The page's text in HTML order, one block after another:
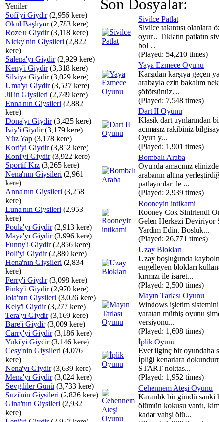
Yeniler
Sofi'yi Giydir(2,956 kere)
Okul Başlıyor(2,783 kere)
Roze'u Giydir(3,118 kere)
Nicky'nin Giysileri (2,822
kere)
Salena'yı Giydir(2,929 kere)
Keny'i Giydir(3,318 kere)
Silviya Giydir(3,029 kere)
Uma'yı Giydir(3,527 kere)
Jil'in Giysileri (2,749 kere)
Enna'nın Giysileri (2,882
kere)
Dona'yı Giydir(3,425 kere)
Iviy'i Giydir(3,179 kere)
Yüz Yap (3,178 kere)
Kori'yi Giydir(3,852 kere)
Koni'yi Giydir(3,922 kere)
Sportif Kız (3,265 kere)
Nena'nın Giysileri (2,961
kere)
Anna'nın Giysileri (3,258
kere)
Luna'nın Giysileri (2,953
kere)
Poula'yı Giydir(2,913 kere)
Maya'yı Giydir(3,996 kere)
Funny'i Giydir(2,856 kere)
Poli'yi Giydir(2,880 kere)
Hena'nın Giysileri (2,834
kere)
Ferry'i Giydir(3,098 kere)
Pinky'i Giydir(2,970 kere)
lola'nın Giysileri (3,026 kere)
Kely'i Giydir(3,277 kere)
Tera'yı Giydir(3,169 kere)
Bare'i Giydir(3,009 kere)
Carry'yi Giydir(3,186 kere)
Yuki'yi Giydir(3,146 kere)
Cesy'nin Giysileri (4,076
kere)
Nena'yı Giydir(3,639 kere)
Mena'yı Giydir(3,024 kere)
Sevgililer Günü (3,733 kere)
Suzi'nin Giysileri (2,826 kere)
Gina'nın Giysileri (2,932
kere)
Son Dosyalar:
Sivilce Patlat
Sivilce takıntısı olanlara
oyun.. Tıklatın patlatın
bol ...
(Played: 54,210 times)
Yaya Ezmece Oyunu
Karşıdan karşıya geçen
arabayla ezin bakalım
şöförsünüz....
(Played: 7,548 times)
Dart II Oyunu
Klasik dart uynlarından
acımasız rakibiniz
Oyun y...
(Played: 1,901 times)
Bombalı Araba
Oyunda amacınız
arabanın altına
patlayıcılar ile ...
(Played: 2,939 times)
Rooneyin intikami
Rooney Cok Sinirlendi
Gelen Herkezi Deviriyor
Yardim Edin. Bosluk...
(Played: 26,771 times)
Uzay Blokları
Uzay boşluğunda
engelleyen blokları
kırmızı ile işaret...
(Played: 2,500 times)
Mayın Tarlası Oyunu
Windows işletim
yaratan müthiş oyunu
versiyonu...
(Played: 1,608 times)
İplik Oyunu
Evet ilginç bir oyundaha
İpliği kenarlara
START noktas...
(Played: 1,952 times)
Cehennem Ateşi Oyunu
Karanlık bir gündü sanki
ölümün kokusu vardı,
kadar vahşi ölü...